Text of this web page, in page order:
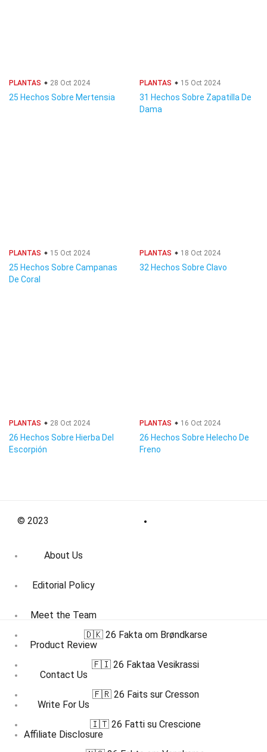
PLANTAS 28 Oct 2024
25 Hechos Sobre Mertensia
PLANTAS 15 Oct 2024
31 Hechos Sobre Zapatilla De
Dama
PLANTAS 15 Oct 2024
25 Hechos Sobre Campanas
De Coral
PLANTAS 18 Oct 2024
32 Hechos Sobre Clavo
PLANTAS 28 Oct 2024
26 Hechos Sobre Hierba Del
Escorpión
PLANTAS 16 Oct 2024
26 Hechos Sobre Helecho De
Freno
© 2023
About Us
Editorial Policy
Meet the Team
Product Review
Contact Us
Write For Us
Affiliate Disclosure
🇩🇰 26 Fakta om Brøndkarse
🇫🇮 26 Faktaa Vesikrassi
🇫🇷 26 Faits sur Cresson
🇮🇹 26 Fatti su Crescione